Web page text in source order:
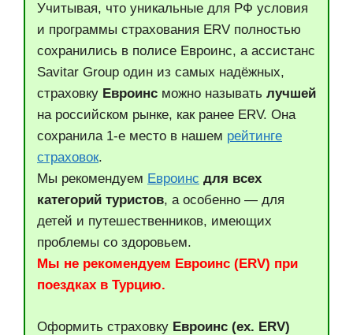
Учитывая, что уникальные для РФ условия
и программы страхования ERV полностью
сохранились в полисе Евроинс, а ассистанс
Savitar Group один из самых надёжных,
страховку Евроинс можно называть лучшей
на российском рынке, как ранее ERV. Она
сохранила 1-е место в нашем рейтинге
страховок.
Мы рекомендуем Евроинс для всех
категорий туристов, а особенно — для
детей и путешественников, имеющих
проблемы со здоровьем.
Мы не рекомендуем Евроинс (ERV) при
поездках в Турцию.
Оформить страховку Евроинс (ex. ERV)